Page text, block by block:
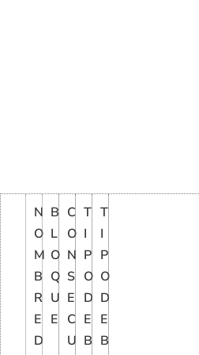
N
O
M
B
R
E
D
B
L
O
Q
U
E
C
O
N
S
E
C
U
T
I
P
O
D
E
B
T
I
P
O
D
E
B